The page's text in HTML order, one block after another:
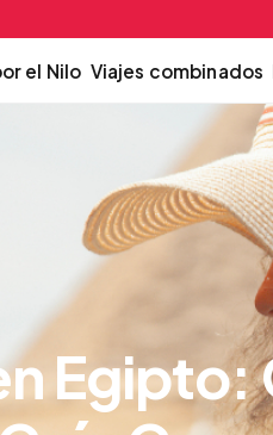
el Nilo Viajes combinados
Egipto: